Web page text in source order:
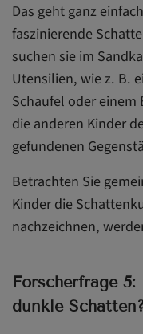
Das geht ganz
faszinierende
suchen sie im
Utensilien, wie z. B.
Schaufel oder einem
die anderen Kinder
gefundenen
Betrachten Sie
Kinder die
nachzeichnen,
Forscherfrage
dunkle Schatten?